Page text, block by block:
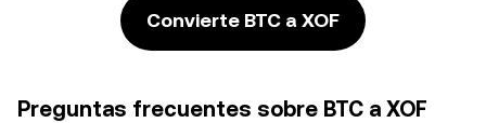
Convierte BTC a XOF
Preguntas frecuentes sobre BTC a XOF